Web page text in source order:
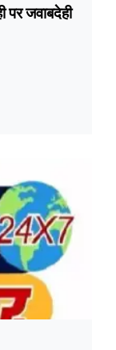
पर जवाबदेही